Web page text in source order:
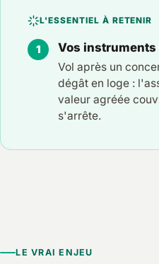
L'ESSENTIEL À RETENIR
Vos
Vol après un
dégât en loge :
valeur agréée
s'arrête.
LE VRAI ENJEU